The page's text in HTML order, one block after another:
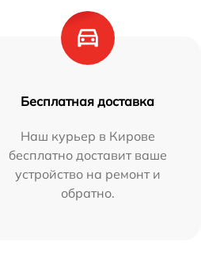
Бесплатная доставка
Наш курьер в Кирове
бесплатно доставит ваше
устройство на ремонт и
обратно.